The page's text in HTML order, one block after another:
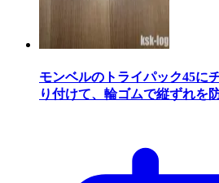
モンベルのトライパック45に
り付けて、輪ゴムで縦ずれを